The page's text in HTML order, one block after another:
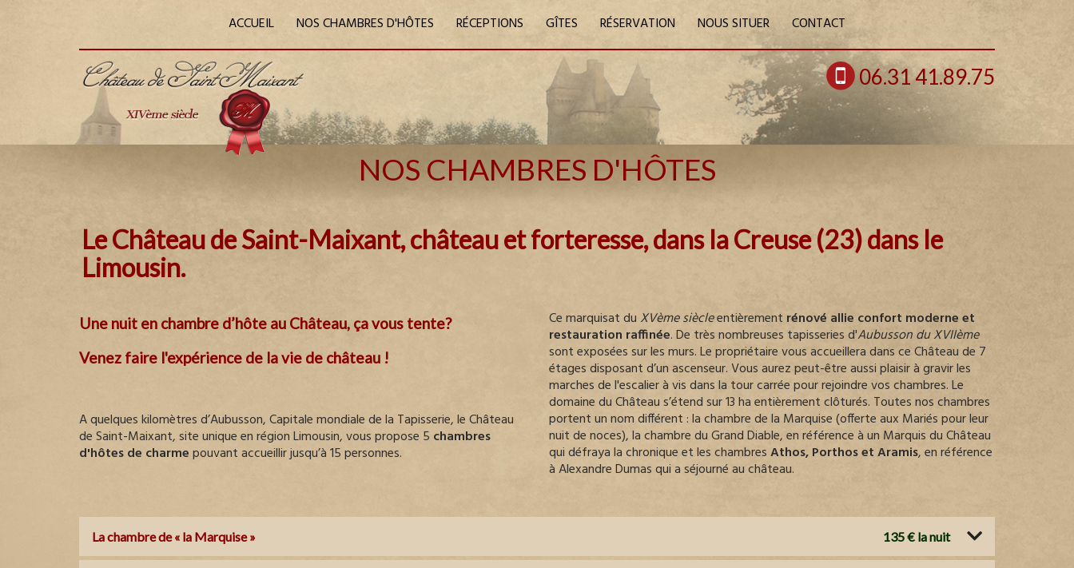
ACCUEIL NOS CHAMBRES D'HÔTES RÉCEPTIONS GÎTES RÉSERVATION NOUS SITUER CONTACT
06.31 41.89.75
Le Château de Saint-Maixant, château et forteresse, dans la Creuse (23) dans le
Limousin.
Une nuit en chambre d’hôte au Château, ça vous tente?
Venez faire l'expérience de la vie de château !
A quelques kilomètres d’Aubusson, Capitale mondiale de la Tapisserie, le Château
de Saint-Maixant, site unique en région Limousin, vous propose 5 chambres
d'hôtes de charmepouvant accueillir jusqu’à 15 personnes.
Ce marquisat du XVème siècleentièrement rénové allie confort moderne et
restauration raffinée. De très nombreuses tapisseries d'Aubusson du XVIIème
sont exposées sur les murs. Le propriétaire vous accueillera dans ce Château de 7
étages disposant d’un ascenseur. Vous aurez peut-être aussi plaisir à gravir les
marches de l'escalier à vis dans la tour carrée pour rejoindre vos chambres. Le
domaine du Château s’étend sur 13 ha entièrement clôturés. Toutes nos chambres
portent un nom différent : la chambre de la Marquise (offerte aux Mariés pour leur
nuit de noces), la chambre du Grand Diable, en référence à un Marquis du Château
qui défraya la chronique et les chambresAthos, Porthos et Aramis, en référence
à Alexandre Dumas qui a séjourné au château.
La chambre de « la Marquise » 135 € la nuit
NOS CHAMBRES D'HÔTES